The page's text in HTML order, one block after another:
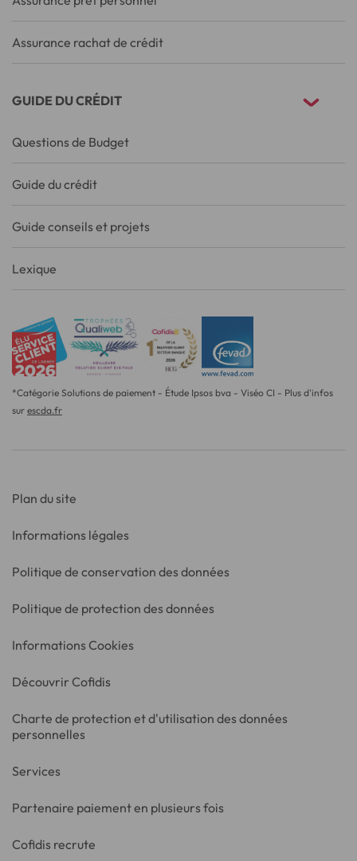
Assurance rachat de crédit
GUIDE DU CRÉDIT
Questions de Budget
Guide du crédit
Guide conseils et projets
Lexique
*Catégorie Solutions de paiement - Étude Ipsos bva - Viséo CI - Plus d'infos
sur escda.fr
Plan du site
Informations légales
Politique de conservation des données
Politique de protection des données
Informations Cookies
Découvrir Cofidis
Charte de protection et d'utilisation des données
personnelles
Services
Partenaire paiement en plusieurs fois
Cofidis recrute